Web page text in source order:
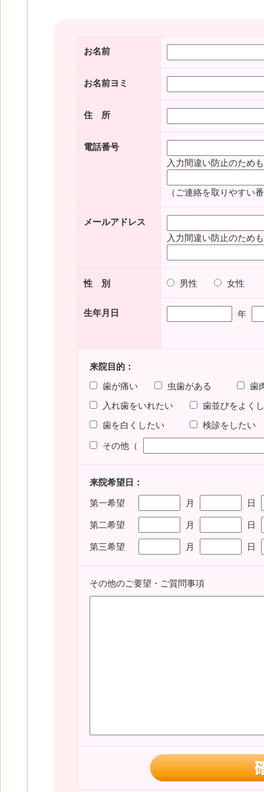
お名前
お名前ヨミ
住 所
電話番号
入力間違い防止のため
（ご連絡を取りやすい
メールアドレス
入力間違い防止のため
性 別 男性 女性
生年月日 年
来院目的：
歯が痛い
虫歯がある
歯
入れ歯をいれたい
歯並びをよく
歯を白くしたい
検診をしたい
その他（
来院希望日：
第一希望 月 日
第二希望 月 日
第三希望 月 日
その他のご要望・ご質問事項